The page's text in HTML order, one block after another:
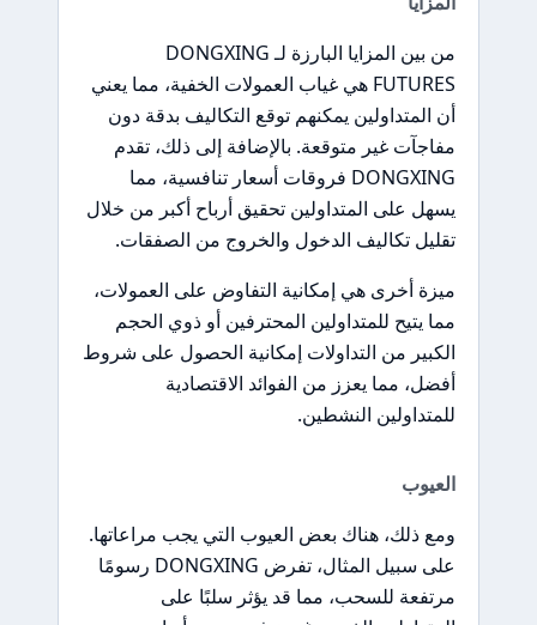
من بين المزايا البارزة لـ DONGXING
FUTURES هي غياب العمولات الخفية، مما يعني
أن المتداولين يمكنهم توقع التكاليف بدقة دون
مفاجآت غير متوقعة. بالإضافة إلى ذلك، تقدم
DONGXING فروقات أسعار تنافسية، مما
يسهل على المتداولين تحقيق أرباح أكبر من خلال
تقليل تكاليف الدخول والخروج من الصفقات.
ميزة أخرى هي إمكانية التفاوض على العمولات،
مما يتيح للمتداولين المحترفين أو ذوي الحجم
الكبير من التداولات إمكانية الحصول على شروط
أفضل، مما يعزز من الفوائد الاقتصادية
للمتداولين النشطين.
العيوب
ومع ذلك، هناك بعض العيوب التي يجب مراعاتها.
على سبيل المثال، تفرض DONGXING رسومًا
مرتفعة للسحب، مما قد يؤثر سلبًا على